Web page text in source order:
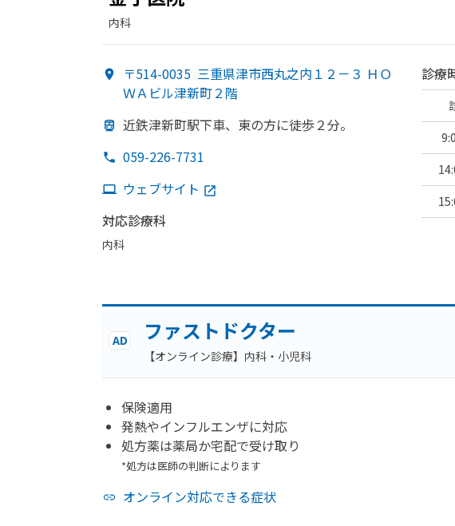
内科
〒514-0035 三重県津市西丸之内１２－３ ＨＯ
ＷＡビル津新町２階
近鉄津新町駅下車、 東の方に徒歩２分。
059-226-7731
ウェブサイト
対応診療科
内科
診療
AD ファストドクター
【オンライン診療】内科・小児科
保険適用
発熱やインフルエンザに対応
処方薬は薬局か宅配で受け取り
*処方は医師の判断によります
オンライン対応できる症状